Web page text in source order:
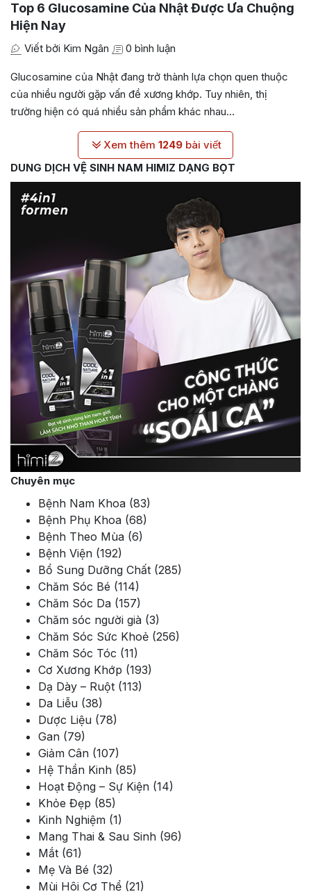
Top 6 Glucosamine Của Nhật Được Ưa Chuộng
Hiện Nay
Viết bởi Kim Ngân 0 bình luận
Glucosamine của Nhật đang trở thành lựa chọn quen thuộc
của nhiều người gặp vấn đề xương khớp. Tuy nhiên, thị
trường hiện có quá nhiều sản phẩm khác nhau…
Xem thêm 1249 bài viết
DUNG DỊCH VỆ SINH NAM HIMIZ DẠNG BỌT
Chuyên mục
Bệnh Nam Khoa (83)
Bệnh Phụ Khoa (68)
Bệnh Theo Mùa (6)
Bệnh Viện (192)
Bổ Sung Dưỡng Chất (285)
Chăm Sóc Bé (114)
Chăm Sóc Da (157)
Chăm sóc người già (3)
Chăm Sóc Sức Khoẻ (256)
Chăm Sóc Tóc (11)
Cơ Xương Khớp (193)
Dạ Dày – Ruột (113)
Da Liễu (38)
Dược Liệu (78)
Gan (79)
Giảm Cân (107)
Hệ Thần Kinh (85)
Hoạt Động – Sự Kiện (14)
Khỏe Đẹp (85)
Kinh Nghiệm (1)
Mang Thai & Sau Sinh (96)
Mắt (61)
Mẹ Và Bé (32)
Mùi Hôi Cơ Thể (21)